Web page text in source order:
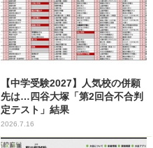
【中学受験2027】人気校の併願
先は…四谷大塚「第2回合不合判
定テスト」結果
2026.7.16